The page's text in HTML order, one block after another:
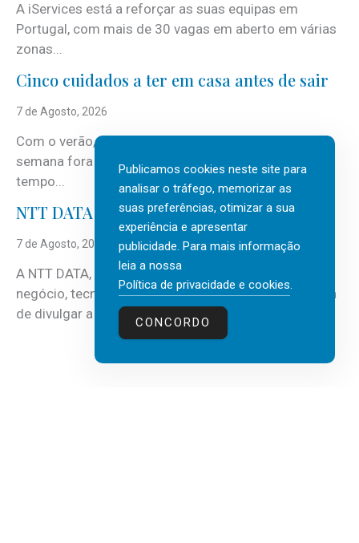
A iServices está a reforçar as suas equipas em
Portugal, com mais de 30 vagas em aberto em várias
zonas...
Cinco cuidados a ter em casa antes de sair
7 de Agosto, 2026
Com o verão, chegam também as férias, os fins-de-
semana fora e os dias em que a casa fica mais
tempo...
NTT DATA Insurtech Global Outlook 2026
7 de Agosto, 2026
A NTT DATA, consultora global em serviços de
negócio, tecnologia e inteligência artificial (IA), acaba
de divulgar a mais recente...
Publicamos cookies neste site para
analisar o tráfego, memorizar as
suas preferências, otimizar a sua
experiência e apresentar
publicidade. Para mais informação
leia a nossa
Política de privacidade e cookies.
CONCORDO